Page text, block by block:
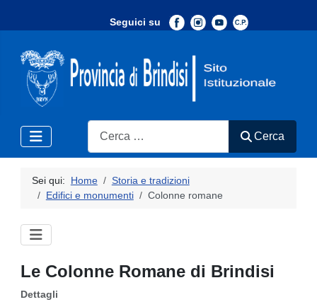
Seguici su
Search
Cerca
Sei qui: Home
Storia e tradizioni
Edifici e monumenti
Colonne romane
Le Colonne Romane di Brindisi
Dettagli